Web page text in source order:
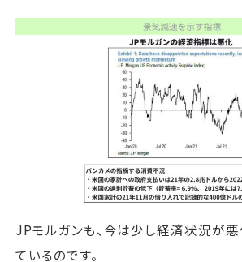
JPモルガンも、今は少し経済状況が悪
ているのです。